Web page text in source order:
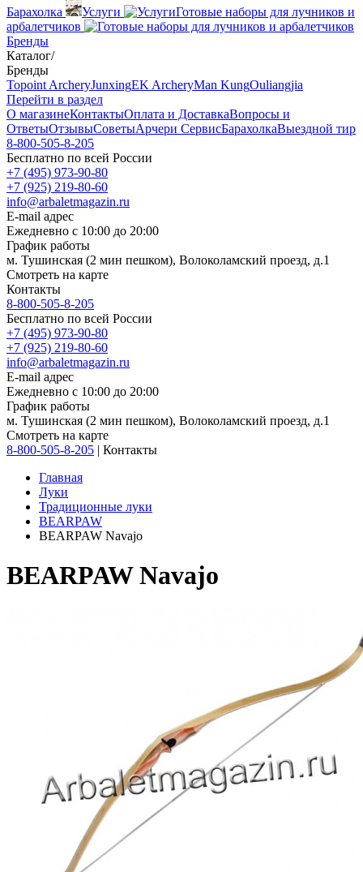
Барахолка
Услуги
Готовые наборы для лучников и
арбалетчиков
Бренды
Каталог/
Бренды
Topoint ArcheryJunxingEK ArcheryMan KungOuliangjia
Перейти в раздел
О магазинеКонтактыОплата и ДоставкаВопросы и
ОтветыОтзывыСоветыАрчери СервисБарахолкаВыездной тир
8-800-505-8-205
Бесплатно по всей России
+7 (495) 973-90-80
+7 (925) 219-80-60
info@arbaletmagazin.ru
E-mail адрес
Ежедневно с 10:00 до 20:00
График работы
м. Тушинская (2 мин пешком), Волоколамский проезд, д.1
Смотреть на карте
Контакты
8-800-505-8-205
Бесплатно по всей России
+7 (495) 973-90-80
+7 (925) 219-80-60
info@arbaletmagazin.ru
E-mail адрес
Ежедневно с 10:00 до 20:00
График работы
м. Тушинская (2 мин пешком), Волоколамский проезд, д.1
Смотреть на карте
8-800-505-8-205 | Контакты
Главная
Луки
Традиционные луки
BEARPAW
BEARPAW Navajo
BEARPAW Navajo